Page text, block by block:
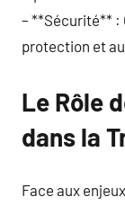
– **Sécurité** :
protection et
Le Rôle
dans la
Face aux